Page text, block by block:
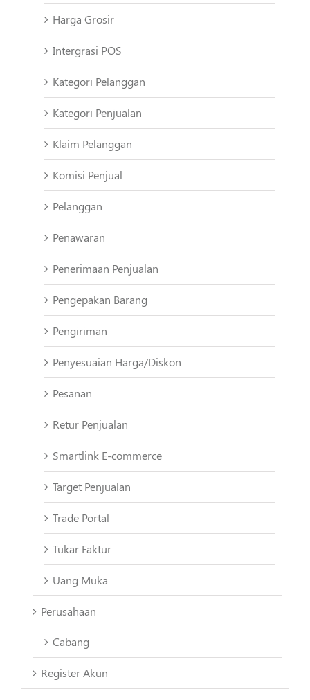
Harga Grosir
Intergrasi POS
Kategori Pelanggan
Kategori Penjualan
Klaim Pelanggan
Komisi Penjual
Pelanggan
Penawaran
Penerimaan Penjualan
Pengepakan Barang
Pengiriman
Penyesuaian Harga/Diskon
Pesanan
Retur Penjualan
Smartlink E-commerce
Target Penjualan
Trade Portal
Tukar Faktur
Uang Muka
Perusahaan
Cabang
Register Akun